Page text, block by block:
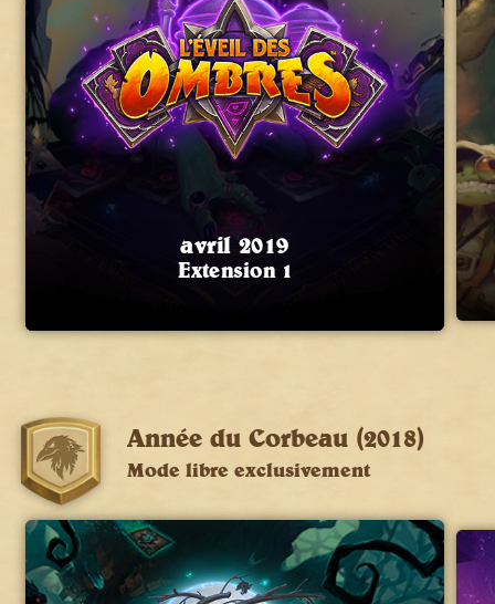
avril 2019
Extension 1
Année du Corbeau (2018)
Mode libre exclusivement